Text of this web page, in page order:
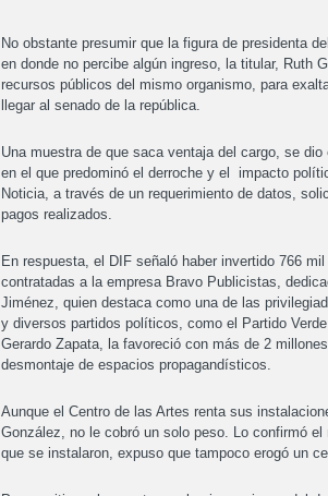
No obstante presumir que la figura de presidenta
en donde no percibe algún ingreso, la titular, Ruth
recursos públicos del mismo organismo, para
llegar al senado de la república.
Una muestra de que saca ventaja del cargo, se
en el que predominó el derroche y el impacto
Noticia, a través de un requerimiento de datos,
pagos realizados.
En respuesta, el DIF señaló haber invertido 766
contratadas a la empresa Bravo Publicistas,
Jiménez, quien destaca como una de las
y diversos partidos políticos, como el Partido
Gerardo Zapata, la favoreció con más de 2
desmontaje de espacios propagandísticos.
Aunque el Centro de las Artes renta sus
González, no le cobró un solo peso. Lo confirmó
que se instalaron, expuso que tampoco erogó un